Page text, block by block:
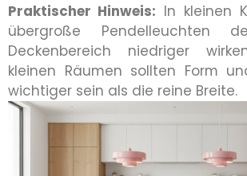
Praktischer Hinweis: In kleinen
übergroße Pendelleuchten
Deckenbereich niedriger
kleinen Räumen sollten Form
wichtiger sein als die reine Breite.